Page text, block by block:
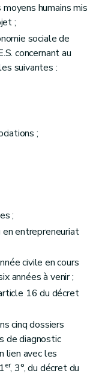
humains mis
;
sociale de
concernant au
suivantes :
;
;
entrepreneuriat
civile en cours
années à venir ;
16 du décret
cinq dossiers
de diagnostic
lien avec les
er, 3°, du décret du